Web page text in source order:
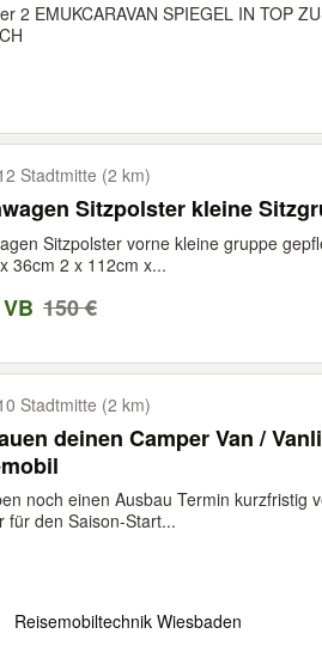
2 EMUKCARAVAN SPIEGEL IN TOP
Stadtmitte (2 km)
Sitzpolster kleine
Sitzpolster vorne kleine gruppe
36cm 2 x 112cm x...
150 €
Stadtmitte (2 km)
deinen Camper Van /
noch einen Ausbau Termin kurzfristig
für den Saison-Start...
Reisemobiltechnik Wiesbaden